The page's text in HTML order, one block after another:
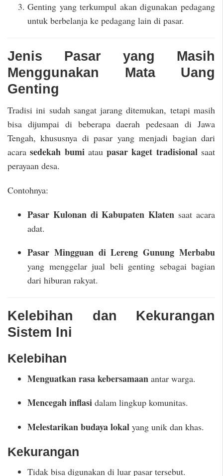
Genting yang terkumpul akan digunakan pedagang
untuk berbelanja ke pedagang lain di pasar.
Jenis Pasar yang Masih
Menggunakan Mata Uang
Genting
Tradisi ini sudah sangat jarang ditemukan, tetapi masih
bisa dijumpai di beberapa daerah pedesaan di Jawa
Tengah, khususnya di pasar yang menjadi bagian dari
acarasedekah bumiataupasar kaget tradisionalsaat
perayaan desa.
Contohnya:
Pasar Kulonan di Kabupaten Klaten saat acara
adat.
Pasar Mingguan di Lereng Gunung Merbabu
yang menggelar jual beli genting sebagai bagian
dari hiburan rakyat.
Kelebihan dan Kekurangan
Sistem Ini
Kelebihan
Menguatkan rasa kebersamaan antar warga.
Mencegah inflasi dalam lingkup komunitas.
Melestarikan budaya lokal yang unik dan khas.
Kekurangan
Tidak bisa digunakan di luar pasar tersebut.